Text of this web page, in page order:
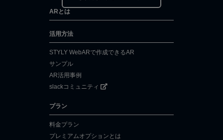
ARとは
活用方法
STYLY WebARで作成できるAR
サンプル
AR活用事例
slackコミュニティ
プラン
料金プラン
プレミアムオプションとは